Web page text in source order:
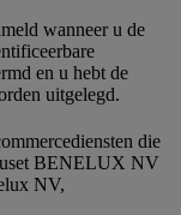
wanneer u de
en u hebt de
uitgelegd.
die
BENELUX NV
NV,